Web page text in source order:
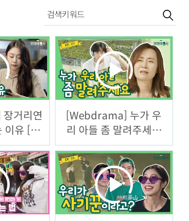
거리연
이유 [브
8화
[Webdrama] 누가 우
리 아들 좀 말려주세요
[브브여행사] 7화